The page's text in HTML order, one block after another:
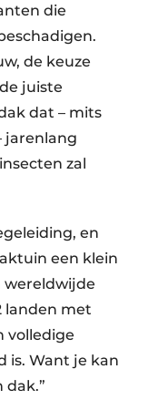
die
de keuze
juiste
dat – mits
jarenlang
zal
en
een klein
wereldwijde
landen met
volledige
is. Want je kan
dak.”